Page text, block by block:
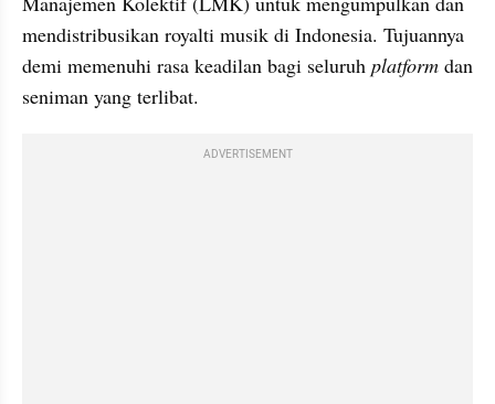
mendistribusikan royalti musik di Indonesia. Tujuannya
demi memenuhi rasa keadilan bagi seluruh platform dan
seniman yang terlibat.
ADVERTISEMENT